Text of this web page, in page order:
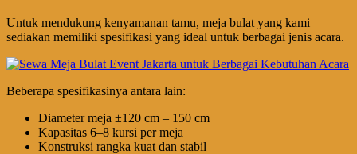
Untuk mendukung kenyamanan tamu, meja bulat yang kami
sediakan memiliki spesifikasi yang ideal untuk berbagai jenis acara.
Beberapa spesifikasinya antara lain:
Diameter meja ±120 cm – 150 cm
Kapasitas 6–8 kursi per meja
Konstruksi rangka kuat dan stabil